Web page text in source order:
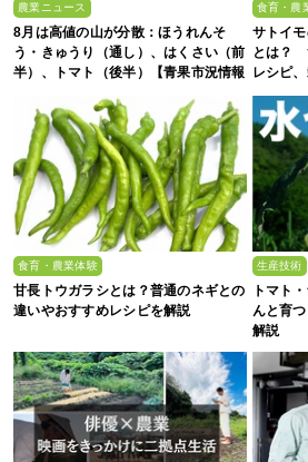
農業ニュース
8月は高値の山が分散：ほうれんそ
う・きゅうり（通し）、はくさい（前
半）、トマト（後半）【青果市況情報
食育・農
サトイ
とは？
レシピ
食育・農業体験
甘長トウガラシとは？普通のネギとの
違いやおすすめレシピを解説
生産技術
トマト
んと育
解説